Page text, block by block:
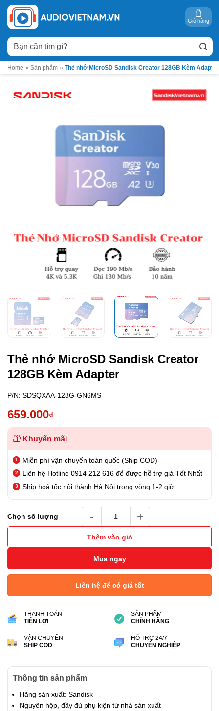
Bỏ
qua
nội
dung
Tìm
kiếm:
Giỏ hàng
Home » Sản phẩm » Thẻ nhớ MicroSD Sandisk Creator 128GB Kèm Adapter
Thẻ nhớ MicroSD Sandisk Creator
128GB Kèm Adapter
P/N: SDSQXAA-128G-GN6MS
659.000₫
Khuyến mãi
Miễn phí vận chuyển toàn quốc (Ship COD)
Liên hệ Hotline 0914 212 616 để được hỗ trợ giá Tốt Nhất
Ship hoả tốc nội thành Hà Nội trong vòng 1-2 giờ
Chọn số lượng
Thêm vào giỏ
Mua ngay
Liên hệ để có giá tốt
THANH TOÁN
TIỆN LỢI
SẢN PHẨM
CHÍNH HÃNG
VẬN CHUYỂN
SHIP COD
HỖ TRỢ 24/7
CHUYÊN NGHIỆP
Thông tin sản phẩm
Hãng sản xuất: Sandisk
Nguyên hộp, đầy đủ phụ kiện từ nhà sản xuất